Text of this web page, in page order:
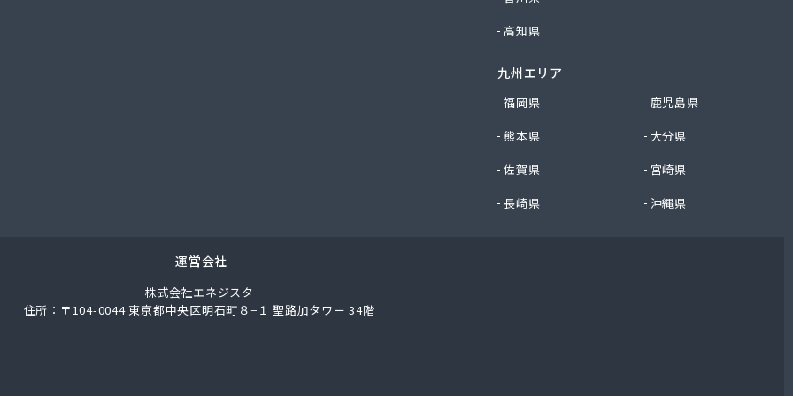
トーエル 川越営業所
高知県
九州エリア
福岡県
鹿児島県
熊本県
大分県
佐賀県
宮崎県
長崎県
沖縄県
運営会社
株式会社エネジスタ
住所：〒104-0044 東京都中央区明石町８−１ 聖路加タワー 34階